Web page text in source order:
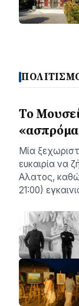
Το
Μία
ευκαιρία να
Αλατος,
21:00)